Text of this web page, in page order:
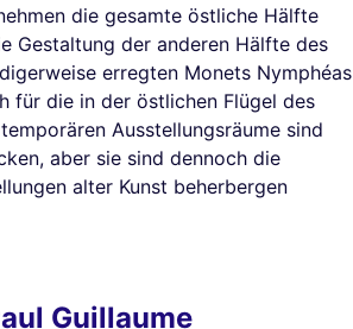
die gesamte östliche Hälfte
Gestaltung der anderen Hälfte des
erregten Monets Nymphéas
für die in der östlichen Flügel des
Ausstellungsräume sind
aber sie sind dennoch die
alter Kunst beherbergen
Guillaume